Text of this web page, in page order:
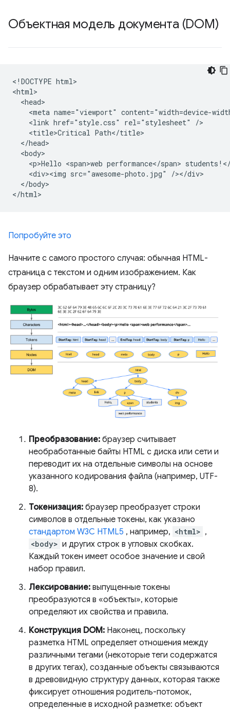
Объектная модель документа (DOM)
<!DOCTYPE html>
<html>
  <head>
<meta name="viewport" content="width=device-
    <link href="style.css" rel="stylesheet" />
    <title>Critical Path</title>
  </head>
  <body>
<p>Hello <span>web performance</span>
    <div><img src="awesome-photo.jpg" /></div>
  </body>
Попробуйте это
Начните с самого простого случая: обычная HTML-
страница с текстом и одним изображением. Как
браузер обрабатывает эту страницу?
Преобразование: браузер считывает
необработанные байты HTML с диска или сети и
переводит их на отдельные символы на основе
указанного кодирования файла (например, UTF-
8).
Токенизация: браузер преобразует строки
символов в отдельные токены, как указано
стандартом W3C HTML5 , например, <html> ,
<body> и других строк в угловых скобках.
Каждый токен имеет особое значение и свой
набор правил.
Лексирование: выпущенные токены
преобразуются в «объекты», которые
определяют их свойства и правила.
Конструкция DOM: Наконец, поскольку
разметка HTML определяет отношения между
различными тегами (некоторые теги содержатся
в других тегах), созданные объекты связываются
в древовидную структуру данных, которая также
фиксирует отношения родитель-потомок,
определенные в исходной разметке: объект